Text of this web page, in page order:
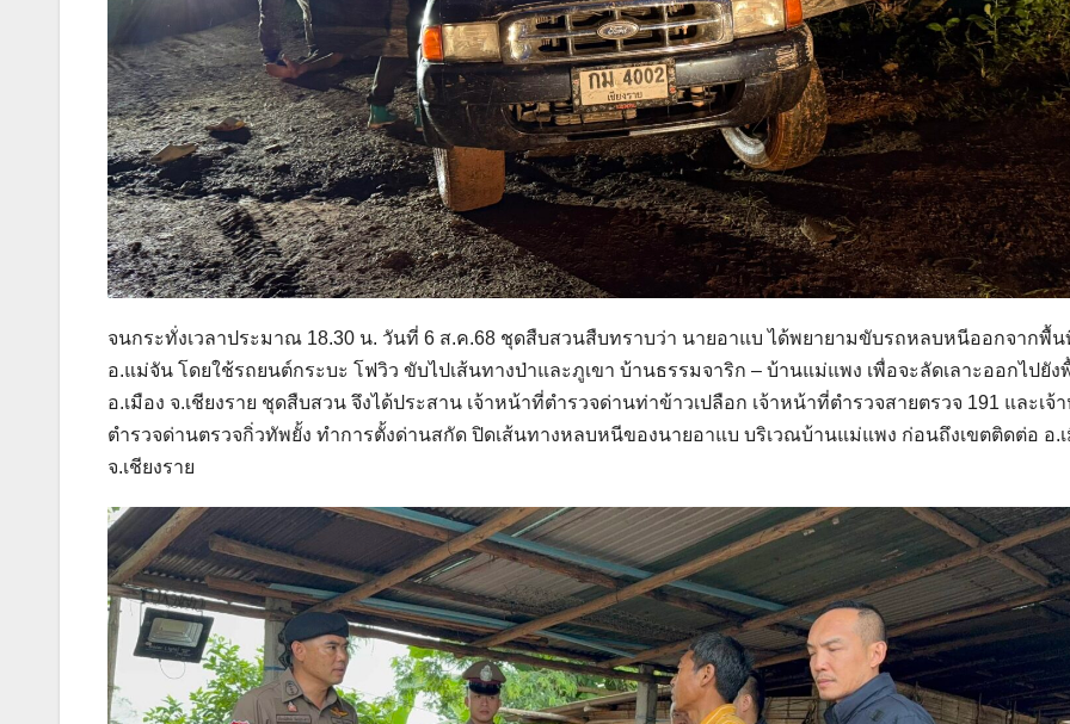
จนกระทั่งเวลาประมาณ 18.30 น. วันที่ 6 ส.ค.68 ชุดสืบสวนสืบทราบว่า นายอาแบ ได้พยายามขับรถหลบหนีออกจากพื้น
อ.แม่จัน โดยใช้รถยนต์กระบะ โฟวิว ขับไปเส้นทางป่าและภูเขา บ้านธรรมจาริก – บ้านแม่แพง เพื่อจะลัดเลาะออกไปยัง
อ.เมือง จ.เชียงราย ชุดสืบสวน จึงได้ประสาน เจ้าหน้าที่ตำรวจด่านท่าข้าวเปลือก เจ้าหน้าที่ตำรวจสายตรวจ 191 และเจ้
ตำรวจด่านตรวจกิ่วทัพยั้ง ทำการตั้งด่านสกัด ปิดเส้นทางหลบหนีของนายอาแบ บริเวณบ้านแม่แพง ก่อนถึงเขตติดต่อ อ.
จ.เชียงราย